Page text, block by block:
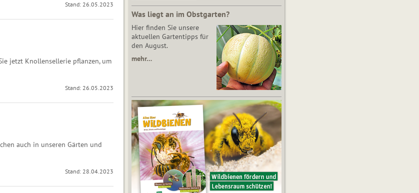
Stand: 26.05.2023
jetzt Knollensellerie pflanzen, um
Stand: 26.05.2023
auch in unseren Gärten und
Stand: 28.04.2023
Was liegt an im Obstgarten?
Hier finden Sie unsere
aktuellen Gartentipps für
den August.
mehr…